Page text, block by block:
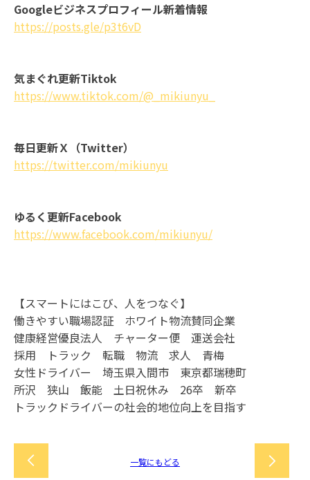
Googleビジネスプロフィール新着情報
https://posts.gle/p3t6vD
気まぐれ更新Tiktok
https://www.tiktok.com/@_mikiunyu_
毎日更新Ｘ（Twitter）
https://twitter.com/mikiunyu
ゆるく更新Facebook
https://www.facebook.com/mikiunyu/
【スマートにはこび、人をつなぐ】
働きやすい職場認証 ホワイト物流賛同企業
健康経営優良法人 チャーター便 運送会社
採用 トラック 転職 物流 求人 青梅
女性ドライバー 埼玉県入間市 東京都瑞穂町
所沢 狭山 飯能 土日祝休み 26卒 新卒
トラックドライバーの社会的地位向上を目指す
一覧にもどる